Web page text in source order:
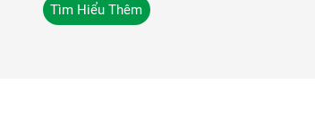
Tìm Hiểu Thêm